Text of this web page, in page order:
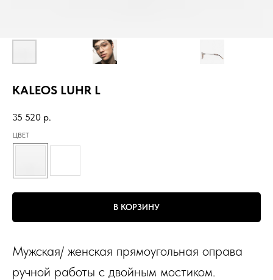
KALEOS LUHR L
35 520 р.
ЦВЕТ
В КОРЗИНУ
Мужская/ женская прямоугольная оправа
ручной работы с двойным мостиком.